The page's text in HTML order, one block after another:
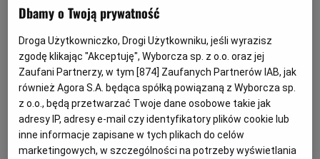
ubiegającego się o uzyskanie zamówienia
w danym postępowaniu zamówienia tj. dokonanie
wyboru, jako najkorzystniejszej oferty złożonej
przez podmiot wnoszący odwołanie. W świetle
przepisów Prawa zamówień publicznych odwołanie
nie stanowi środka mającego na celu uzyskanie
ogólnej zgodności działań zamawiającego z
Dbamy o Twoją prywatność
Droga Użytkowniczko, Drogi Użytkowniku, jeśli wyrazisz
zgodę klikając "Akceptuję", Wyborcza sp. z o.o. oraz jej
Zaufani Partnerzy, w tym [874] Zaufanych Partnerów IAB, jak
również Agora S.A. będąca spółką powiązaną z Wyborcza sp.
z o.o., będą przetwarzać Twoje dane osobowe takie jak
adresy IP, adresy e-mail czy identyfikatory plików cookie lub
inne informacje zapisane w tych plikach do celów
marketingowych, w szczególności na potrzeby wyświetlania